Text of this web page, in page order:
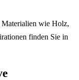
Materialien wie Holz,
finden Sie in